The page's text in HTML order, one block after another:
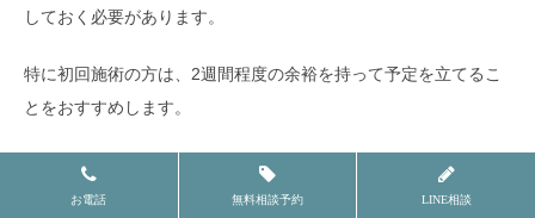
しておく必要があります。
特に初回施術の方は、2週間程度の余裕を持って予定を立てるこ
とをおすすめします。
経過が気になる場合は、施術を受けたクリニックに相談すること
で、適切なアドバイスを受けることができます。
お電話 無料相談予約 LINE相談